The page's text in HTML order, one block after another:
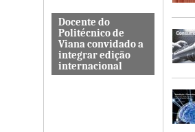
Docente do
Politécnico de
Viana convidado a
integrar edição
internacional